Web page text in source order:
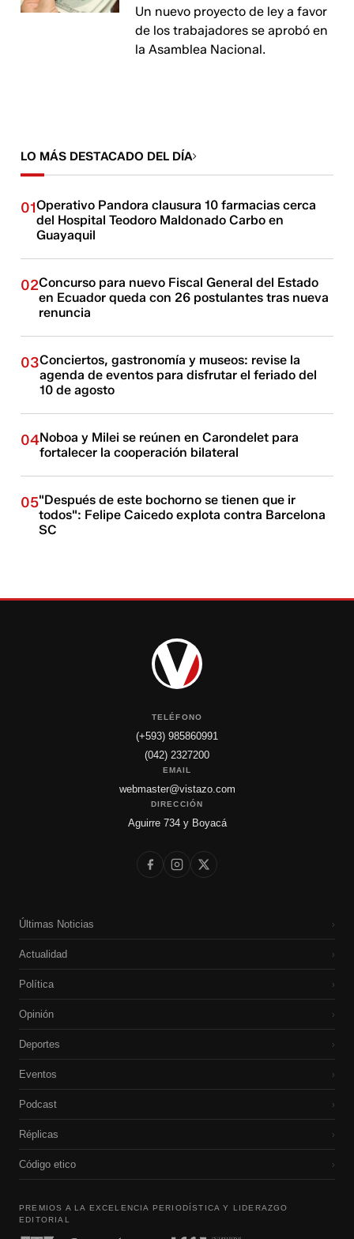
Un nuevo proyecto de ley a favor
de los trabajadores se aprobó en
la Asamblea Nacional.
LO MÁS DESTACADO DEL DÍA
01Operativo Pandora clausura 10 farmacias cerca
del Hospital Teodoro Maldonado Carbo en
Guayaquil
02Concurso para nuevo Fiscal General del Estado
en Ecuador queda con 26 postulantes tras nueva
renuncia
03Conciertos, gastronomía y museos: revise la
agenda de eventos para disfrutar el feriado del
10 de agosto
04Noboa y Milei se reúnen en Carondelet para
fortalecer la cooperación bilateral
05"Después de este bochorno se tienen que ir
todos": Felipe Caicedo explota contra Barcelona
SC
TELÉFONO
(+593) 985860991
(042) 2327200
EMAIL
webmaster@vistazo.com
DIRECCIÓN
Aguirre 734 y Boyacá
Últimas Noticias ›
Actualidad ›
Política ›
Opinión ›
Deportes ›
Eventos ›
Podcast ›
Réplicas ›
Código etico ›
PREMIOS A LA EXCELENCIA PERIODÍSTICA Y LIDERAZGO
EDITORIAL